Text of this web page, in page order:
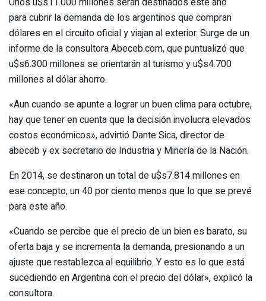
para cubrir la demanda de los argentinos que compran
dólares en el circuito oficial y viajan al exterior. Surge de un
informe de la consultora Abeceb.com, que puntualizó que
u$s6.300 millones se orientarán al turismo y u$s4.700
millones al dólar ahorro.
«Aun cuando se apunte a lograr un buen clima para octubre,
hay que tener en cuenta que la decisión involucra elevados
costos económicos», advirtió Dante Sica, director de
abeceb y ex secretario de Industria y Minería de la Nación.
En 2014, se destinaron un total de u$s7.814 millones en
ese concepto, un 40 por ciento menos que lo que se prevé
para este año.
«Cuando se percibe que el precio de un bien es barato, su
oferta baja y se incrementa la demanda, presionando a un
ajuste que restablezca al equilibrio. Y esto es lo que está
sucediendo en Argentina con el precio del dólar», explicó la
consultora.